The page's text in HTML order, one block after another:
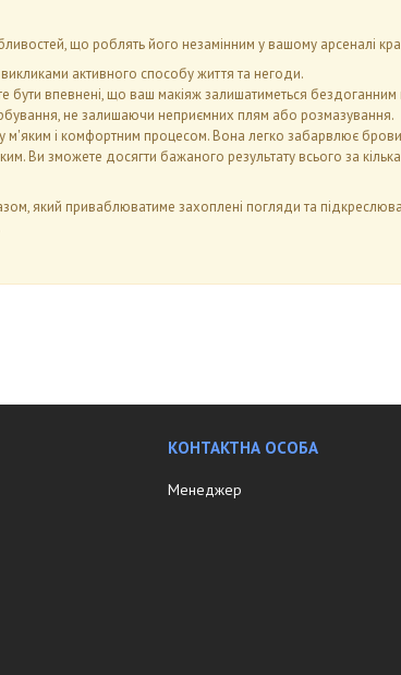
що роблять його незамінним у вашому арсеналі
активного способу життя та негоди.
бути впевнені, що ваш макіяж залишатиметься
не залишаючи неприємних плям або розмазування.
м'яким і комфортним процесом. Вона легко забарвлює
Ви зможете досягти бажаного результату всього за
який приваблюватиме захоплені погляди та
Менеджер